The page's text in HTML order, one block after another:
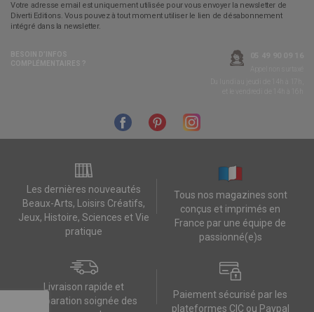
Votre adresse email est uniquement utilisée pour vous envoyer la newsletter de
Diverti Editions. Vous pouvez à tout moment utiliser le lien de désabonnement
intégré dans la newsletter.
Les dernières nouveautés
Beaux-Arts, Loisirs Créatifs,
Jeux, Histoire, Sciences et Vie
pratique
Tous nos magazines sont
conçus et imprimés en
France par une équipe de
passionné(e)s
Livraison rapide et
préparation soignée des
Paiement sécurisé par les
plateformes CIC ou Paypal